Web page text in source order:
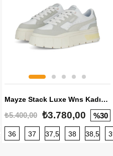
40 40,5 41 42 42,5
Mayze Stack Luxe Wns Kadın Sneaker
₺5.400,00 ₺3.780,00 %30
36 37 37,5 38 38,5